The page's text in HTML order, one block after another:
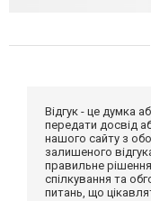
Відгук - це думка
передати досвід
нашого сайту з
залишеного
правильне
спілкування та
питань, що